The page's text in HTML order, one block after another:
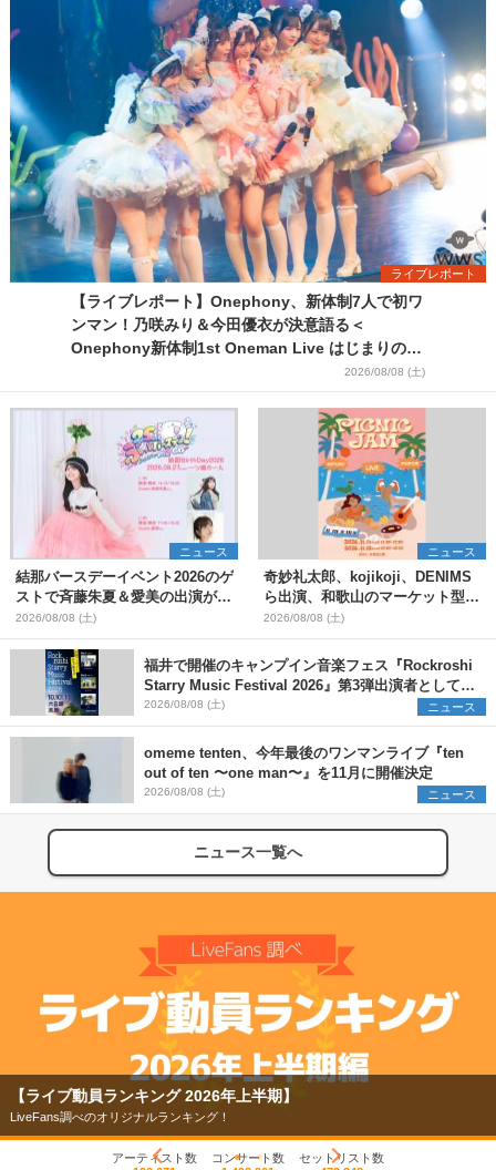
ライブレポート
【ライブレポート】Onephony、新体制7人で初ワ
ンマン！乃咲みり＆今田優衣が決意語る＜
Onephony新体制1st Oneman Live はじまりの夏
2026/08/08 (土)
ニュース
結那バースデーイベント2026のゲ
ストで斉藤朱夏＆愛美の出演が決
定
2026/08/08 (土)
ニュース
奇妙礼太郎、kojikoji、DENIMS
ら出演、和歌山のマーケット型野
外イベント『PICNIC JAM
2026』早割チケット発売開始
2026/08/08 (土)
福井で開催のキャンプイン音楽フェス『Rockroshi
Starry Music Festival 2026』第3弾出演者として
SCOOBIE DO、かりゆし58、Reiを発表
2026/08/08 (土) ニュース
omeme tenten、今年最後のワンマンライブ『ten
out of ten 〜one man〜』を11月に開催決定
2026/08/08 (土) ニュース
ニュース一覧へ
【ライブ動員ランキング 2026年上半期】
LiveFans調べのオリジナルランキング！
アーティスト数
コンサート数
セットリスト数